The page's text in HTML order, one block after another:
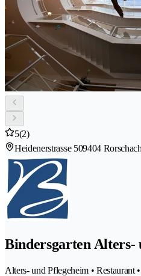
5(2)
Heidenerstrasse 509404
Bindersgarten Alters-
Alters- und Pflegeheim •